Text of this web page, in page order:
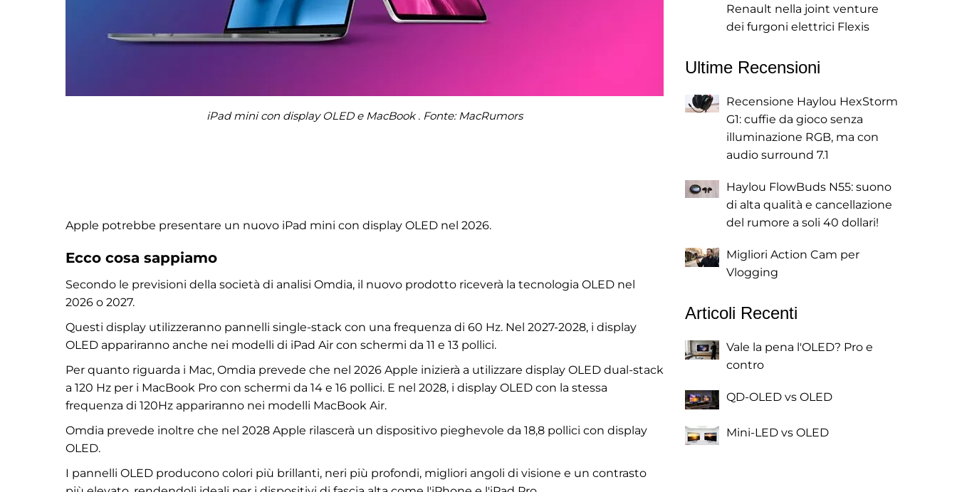
iPad mini con display OLED e MacBook . Fonte: MacRumors
Apple potrebbe presentare un nuovo iPad mini con display OLED nel 2026.
Ecco cosa sappiamo
Secondo le previsioni della società di analisi Omdia, il nuovo prodotto riceverà la tecnologia OLED nel
2026 o 2027.
Questi display utilizzeranno pannelli single-stack con una frequenza di 60 Hz. Nel 2027-2028, i display
OLED appariranno anche nei modelli di iPad Air con schermi da 11 e 13 pollici.
Per quanto riguarda i Mac, Omdia prevede che nel 2026 Apple inizierà a utilizzare display OLED dual-stack
a 120 Hz per i MacBook Pro con schermi da 14 e 16 pollici. E nel 2028, i display OLED con la stessa
frequenza di 120Hz appariranno nei modelli MacBook Air.
Omdia prevede inoltre che nel 2028 Apple rilascerà un dispositivo pieghevole da 18,8 pollici con display
OLED.
I pannelli OLED producono colori più brillanti, neri più profondi, migliori angoli di visione e un contrasto
Renault nella joint venture
dei furgoni elettrici Flexis
Ultime Recensioni
Recensione Haylou HexStorm
G1: cuffie da gioco senza
illuminazione RGB, ma con
audio surround 7.1
Haylou FlowBuds N55: suono
di alta qualità e cancellazione
del rumore a soli 40 dollari!
Migliori Action Cam per
Vlogging
Articoli Recenti
Vale la pena l'OLED? Pro e
contro
QD-OLED vs OLED
Mini-LED vs OLED